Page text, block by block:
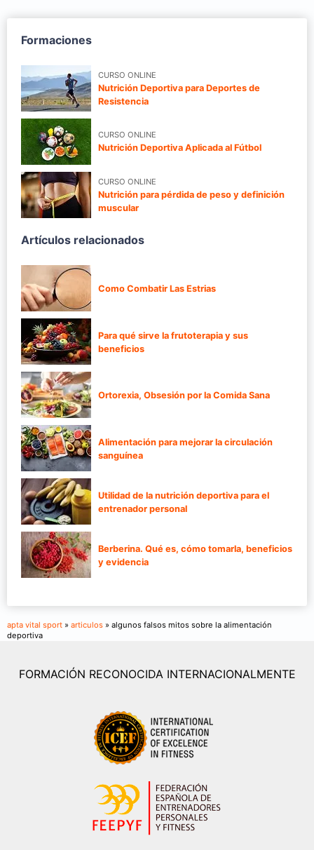
Formaciones
CURSO ONLINE
Nutrición Deportiva para Deportes de
Resistencia
CURSO ONLINE
Nutrición Deportiva Aplicada al Fútbol
CURSO ONLINE
Nutrición para pérdida de peso y definición
muscular
Artículos relacionados
Como Combatir Las Estrias
Para qué sirve la frutoterapia y sus
beneficios
Ortorexia, Obsesión por la Comida Sana
Alimentación para mejorar la circulación
sanguínea
Utilidad de la nutrición deportiva para el
entrenador personal
Berberina. Qué es, cómo tomarla, beneficios
y evidencia
apta vital sport » articulos » algunos falsos mitos sobre la alimentación
deportiva
FORMACIÓN RECONOCIDA INTERNACIONALMENTE